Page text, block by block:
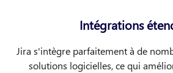
Intégrations
Jira s'intègre parfaitement à de
solutions logicielles, ce qui